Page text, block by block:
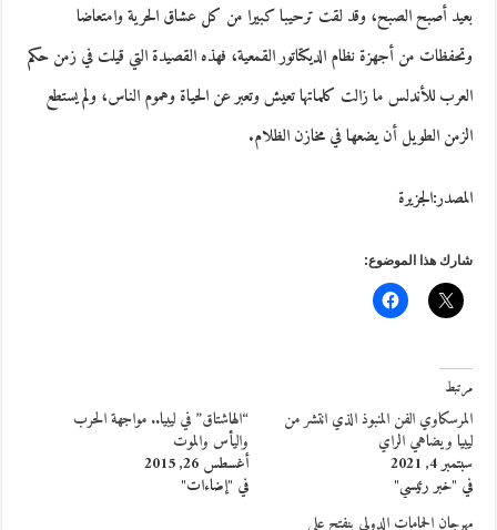
بعيد أصبح الصبح، وقد لقت ترحيبا كبيرا من كل عشاق الحرية وامتعاضا
وتحفظات من أجهزة نظام الديكتاتور القمعية، فهذه القصيدة التي قيلت في زمن حكم
العرب للأندلس ما زالت كلماتها تعيش وتعبر عن الحياة وهموم الناس، ولم يستطع
الزمن الطويل أن يضعها في مخازن الظلام.
المصدر:الجزيرة
شارك هذا الموضوع:
مرتبط
المرسكاوي الفن المنبوذ الذي انتشر من
ليبيا ويضاهي الراي
سبتمبر 4, 2021
في "خبر رئيسي"
“الهاشتاق” في ليبيا.. مواجهة الحرب
واليأس والموت
أغسطس 26, 2015
في "إضاءات"
مهرجان الحمامات الدولي ينفتح على